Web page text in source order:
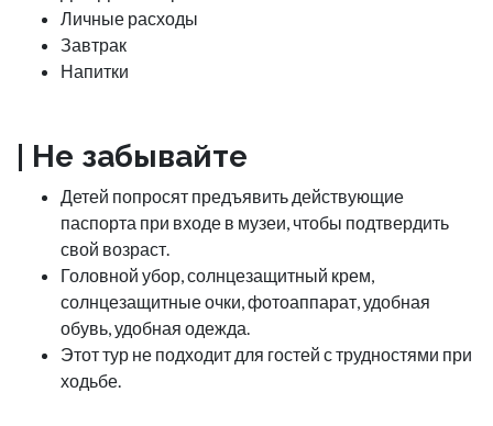
Личные расходы
Завтрак
Напитки
| Не забывайте
Детей попросят предъявить действующие
паспорта при входе в музеи, чтобы подтвердить
свой возраст.
Головной убор, солнцезащитный крем,
солнцезащитные очки, фотоаппарат, удобная
обувь, удобная одежда.
Этот тур не подходит для гостей с трудностями при
ходьбе.